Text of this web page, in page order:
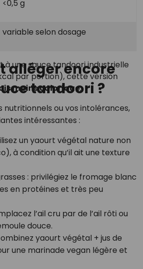
<0,5 g
variable selon dosage
une sauce tandoori industrielle
par portion), cette version
moins calorique.
alléger encore
tandoori ?
nutritionnels ou vos intolérances,
intéressantes :
un yaourt végétal nature non
à condition qu’il ait une texture
: privilégiez le fromage blanc
en protéines et très peu
l’ail cru par de l’ail rôti ou
douce.
yaourt végétal + jus de
une marinade vegan légère et